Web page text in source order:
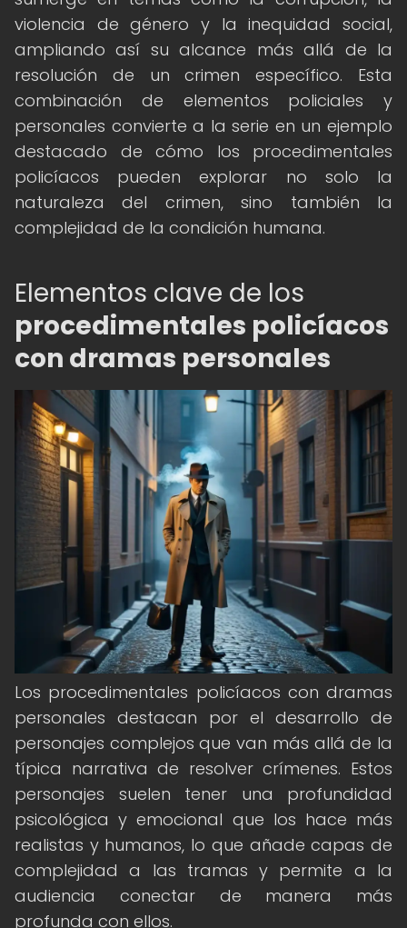
violencia de género y la inequidad social,
ampliando así su alcance más allá de la
resolución de un crimen específico. Esta
combinación de elementos policiales y
personales convierte a la serie en un ejemplo
destacado de cómo los procedimentales
policíacos pueden explorar no solo la
naturaleza del crimen, sino también la
complejidad de la condición humana.
Elementos clave de los
procedimentales policíacos
con dramas personales
Los procedimentales policíacos con dramas
personales destacan por el desarrollo de
personajes complejos que van más allá de la
típica narrativa de resolver crímenes. Estos
personajes suelen tener una profundidad
psicológica y emocional que los hace más
realistas y humanos, lo que añade capas de
complejidad a las tramas y permite a la
audiencia conectar de manera más
profunda con ellos.